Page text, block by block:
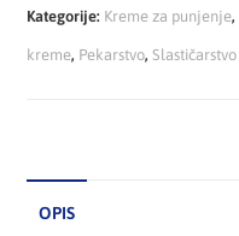
Kategorije: Kreme za punjenje,
kreme, Pekarstvo,Slastičarstvo
OPIS